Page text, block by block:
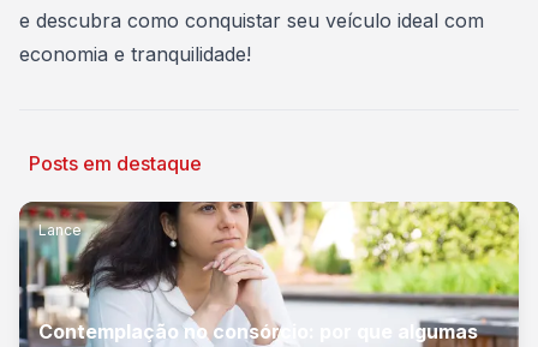
e descubra como conquistar seu veículo ideal com
economia e tranquilidade!
Posts em destaque
Lance
Contemplação no consórcio: por que algumas